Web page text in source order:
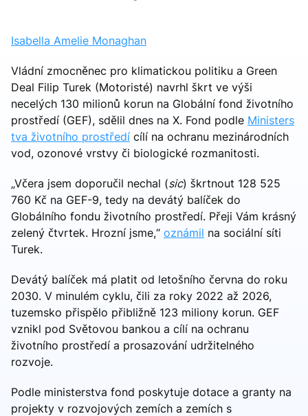
Isabella Amelie Monaghan
Vládní zmocněnec pro klimatickou politiku a Green
Deal Filip Turek (Motoristé) navrhl škrt ve výši
necelých 130 milionů korun na Globální fond životního
prostředí (GEF), sdělil dnes na X. Fond podle Ministers
tva životního prostředí cílí na ochranu mezinárodních
vod, ozonové vrstvy či biologické rozmanitosti.
„Včera jsem doporučil nechal (sic) škrtnout 128 525
760 Kč na GEF-9, tedy na devátý balíček do
Globálního fondu životního prostředí. Přeji Vám krásný
zelený čtvrtek. Hrozní jsme,“ oznámil na sociální síti
Turek.
Devátý balíček má platit od letošního června do roku
2030. V minulém cyklu, čili za roky 2022 až 2026,
tuzemsko přispělo přibližně 123 miliony korun. GEF
vznikl pod Světovou bankou a cílí na ochranu
životního prostředí a prosazování udržitelného
rozvoje.
Podle ministerstva fond poskytuje dotace a granty na
projekty v rozvojových zemích a zemích s